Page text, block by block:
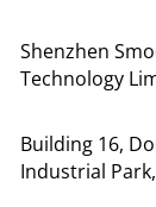
Shenzhen
Technology
Building 16,
Industrial